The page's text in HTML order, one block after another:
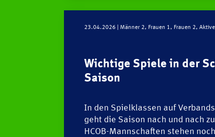
23.04.2026 | Männer 2, Frauen 1, Frauen 2,
Wichtige Spiele in der
Saison
In den Spielklassen auf
geht die Saison nach und nach
HCOB-Mannschaften stehen